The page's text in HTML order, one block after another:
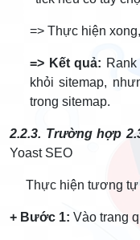
=> Thực hiện
=> Kết quả:
khỏi sitemap,
trong sitemap.
2.2.3. Trường hợp
Yoast SEO
Thực hiện tương tự
+ Bước 1: Vào trang